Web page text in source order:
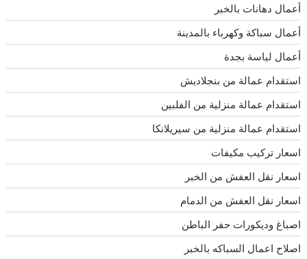
أعمال دهانات بالخبر
أعمال سباكة وكهرباء بالمدينة
أعمال لياسة بجدة
استقدام عمالة من بنجلاديش
استقدام عمالة منزلية من الفلبين
استقدام عمالة منزلية من سيريلانكا
اسعار تركيب مكيفات
اسعار نقل العفش من الخبر
اسعار نقل العفش من الدمام
اصباغ وديكورات حفر الباطن
اصلاح اعمال السباكه بالخبر